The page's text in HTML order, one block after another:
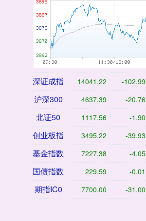
深证成指 14041.22 -102.99
沪深300 4637.39 -20.76
北证50 1117.56 -1.90
创业板指 3495.22 -39.93
基金指数 7227.38 -4.05
国债指数 229.59 -0.01
期指IC0 7700.00 -31.00